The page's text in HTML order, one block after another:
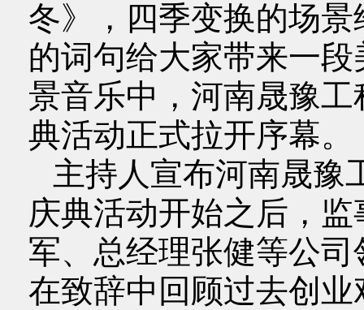
冬》，四季变换的场
的词句给大家带来一
景音乐中，河南晟豫
典活动正式拉开序幕。
主持人宣布河南晟豫
庆典活动开始之后，
军、总经理张健等公
在致辞中回顾过去创